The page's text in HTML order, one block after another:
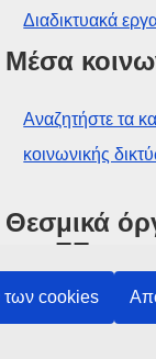
cookies
Διαδικτυακά
Μέσα
Αναζητήστε τα
κοινωνικής
Θεσμικά
της ΕΕ
Αναζήτηση